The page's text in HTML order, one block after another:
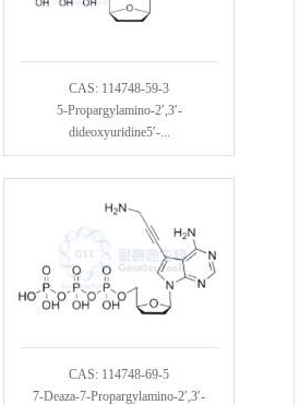
CAS: 114748-59-3
5-Propargylamino-2′,3′-
dideoxyuridine5′-...
CAS: 114748-69-5
7-Deaza-7-Propargylamino-2′,3′-